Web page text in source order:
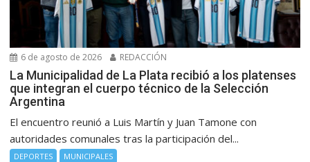
6 de agosto de 2026 REDACCIÓN
La Municipalidad de La Plata recibió a los platenses
que integran el cuerpo técnico de la Selección
Argentina
El encuentro reunió a Luis Martín y Juan Tamone con
autoridades comunales tras la participación del...
DEPORTES MUNICIPALES